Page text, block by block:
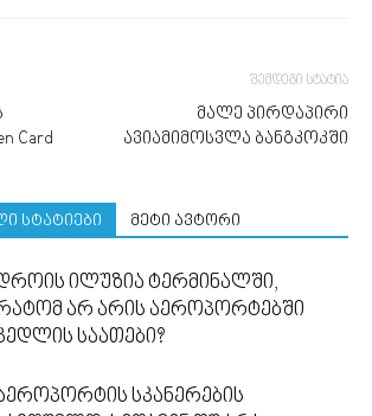
Card
შემდეგი სტატია
მალე პირდაპირი
ავიამიმოსვლა ბანგკოკში
სტატიები მეტი ავტორი
ილუზია ტერმინალში,
არ არის აეროპორტებში
საათები?
სკანერების